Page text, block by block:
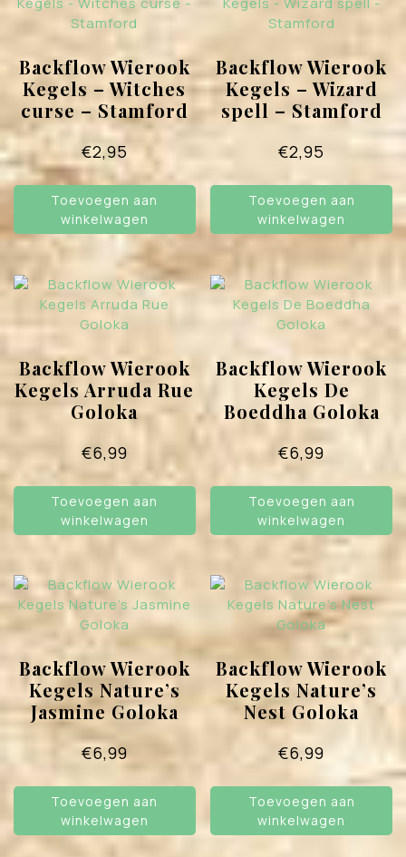
Backflow Wierook
Kegels – Witches
curse – Stamford
€2,95
Toevoegen aan
winkelwagen
Backflow Wierook
Kegels – Wizard
spell – Stamford
€2,95
Toevoegen aan
winkelwagen
Backflow Wierook
Kegels Arruda Rue
Goloka
€6,99
Toevoegen aan
winkelwagen
Backflow Wierook
Kegels De
Boeddha Goloka
€6,99
Toevoegen aan
winkelwagen
Backflow Wierook
Kegels Nature’s
Jasmine Goloka
€6,99
Toevoegen aan
winkelwagen
Backflow Wierook
Kegels Nature’s
Nest Goloka
€6,99
Toevoegen aan
winkelwagen